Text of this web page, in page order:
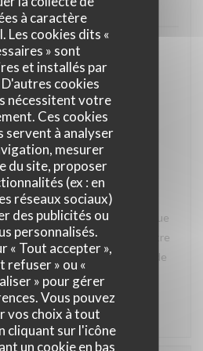
à caractère
Les cookies dits «
» sont
et installés par
cookies
nécessitent votre
Ces cookies
à analyser
mesurer
du site, proposer
(ex : en
réseaux sociaux)
des publicités ou
personnalisés.
« Tout accepter »,
refuser » ou «
» pour gérer
Vous pouvez
vos choix à tout
cliquant sur l'icône
un cookie en bas
avec expertise, tres
Cuisine simple et raffiné au
charmante, pour un
retourner plusieur fois. Je
a répondu à cet avis
vos compliments avec
ravis que vous ayez
la qualité de la cuisine ainsi que
de notre équipe. Votre
fois simple, raffinée et pleine de
l’esprit que nous souhaitons
aurons grand plaisir à vous
des Lilas ✨